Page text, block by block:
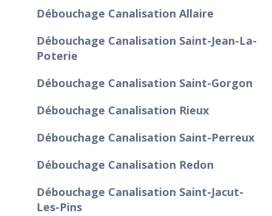
Débouchage Canalisation Allaire
Débouchage Canalisation Saint-Jean-La-
Poterie
Débouchage Canalisation Saint-Gorgon
Débouchage Canalisation Rieux
Débouchage Canalisation Saint-Perreux
Débouchage Canalisation Redon
Débouchage Canalisation Saint-Jacut-
Les-Pins